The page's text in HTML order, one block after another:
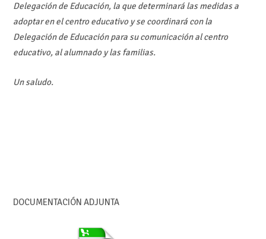
Delegación de Educación, la que determinará las medidas a
adoptar en el centro educativo y se coordinará con la
Delegación de Educación para su comunicación al centro
educativo, al alumnado y las familias.
Un saludo.
DOCUMENTACIÓN ADJUNTA